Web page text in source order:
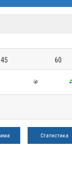
45 60
Статистика